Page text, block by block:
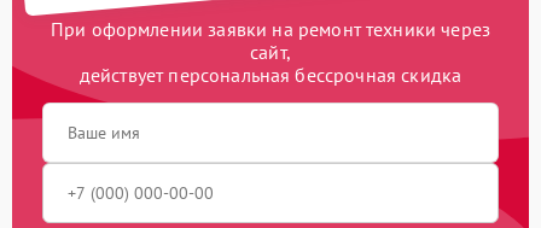
При оформлении заявки на ремонт техники через
сайт,
действует персональная бессрочная скидка